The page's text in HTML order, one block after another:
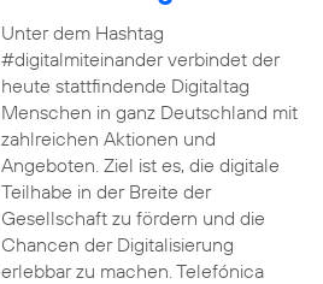
Unter dem Hashtag
#digitalmiteinander verbindet der
heute stattfindende Digitaltag
Menschen in ganz Deutschland mit
zahlreichen Aktionen und
Angeboten. Ziel ist es, die digitale
Teilhabe in der Breite der
Gesellschaft zu fördern und die
Chancen der Digitalisierung
erlebbar zu machen. Telefónica